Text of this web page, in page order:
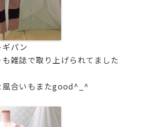
パン
雑誌で取り上げられてました
風合いもまたgood^_^